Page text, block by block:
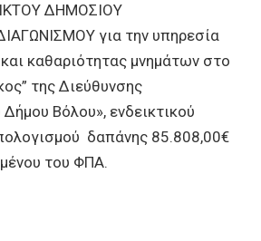
ΔΗΜΟΣΙΟΥ
για την υπηρεσία
καθαριότητας μνημάτων στο
της Διεύθυνσης
Βόλου», ενδεικτικού
δαπάνης 85.808,00€
του ΦΠΑ.